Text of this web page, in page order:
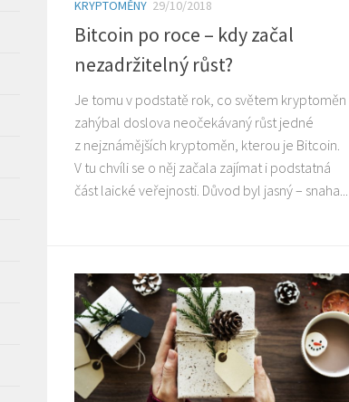
KRYPTOMĚNY 29/10/2018
Bitcoin po roce – kdy začal
nezadržitelný růst?
Je tomu v podstatě rok, co světem kryptoměn
zahýbal doslova neočekávaný růst jedné
z nejznámějších kryptoměn, kterou je Bitcoin.
V tu chvíli se o něj začala zajímat i podstatná
část laické veřejnosti. Důvod byl jasný – snaha...